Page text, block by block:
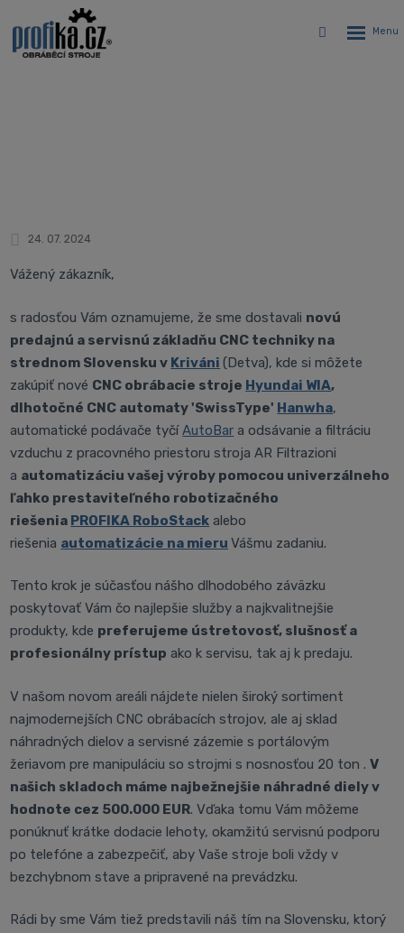
Vyhledávání
24. 07. 2024
Vážený zákazník,
s radosťou Vám oznamujeme, že sme dostavali novú
predajnú a servisnú základňu CNC techniky na
strednom Slovensku v Kriváni (Detva), kde si môžete
zakúpiť nové CNC obrábacie stroje Hyundai WIA,
dlhotočné CNC automaty 'SwissType' Hanwha,
automatické podávače tyčíAutoBar a odsávanie a filtráciu
vzduchu z pracovného priestoru stroja AR Filtrazioni
a automatizáciu vašej výroby pomocou univerzálneho
ľahko prestaviteľného robotizačného
riešenia PROFIKA RoboStack alebo
riešenia automatizácie na mieru Vášmu zadaniu.
Tento krok je súčasťou nášho dlhodobého záväzku
poskytovať Vám čo najlepšie služby a najkvalitnejšie
produkty, kde preferujeme ústretovosť, slušnosť a
profesionálny prístup ako k servisu, tak aj k predaju.
V našom novom areáli nájdete nielen široký sortiment
najmodernejších CNC obrábacích strojov, ale aj sklad
náhradných dielov a servisné zázemie s portálovým
žeriavom pre manipuláciu so strojmi s nosnosťou 20 ton .V
našich skladoch máme najbežnejšie náhradné diely v
hodnote cez 500.000 EUR. Vďaka tomu Vám môžeme
ponúknuť krátke dodacie lehoty, okamžitú servisnú podporu
po telefóne a zabezpečiť, aby Vaše stroje boli vždy v
bezchybnom stave a pripravené na prevádzku.
Rádi by sme Vám tiež predstavili náš tím na Slovensku, ktorý